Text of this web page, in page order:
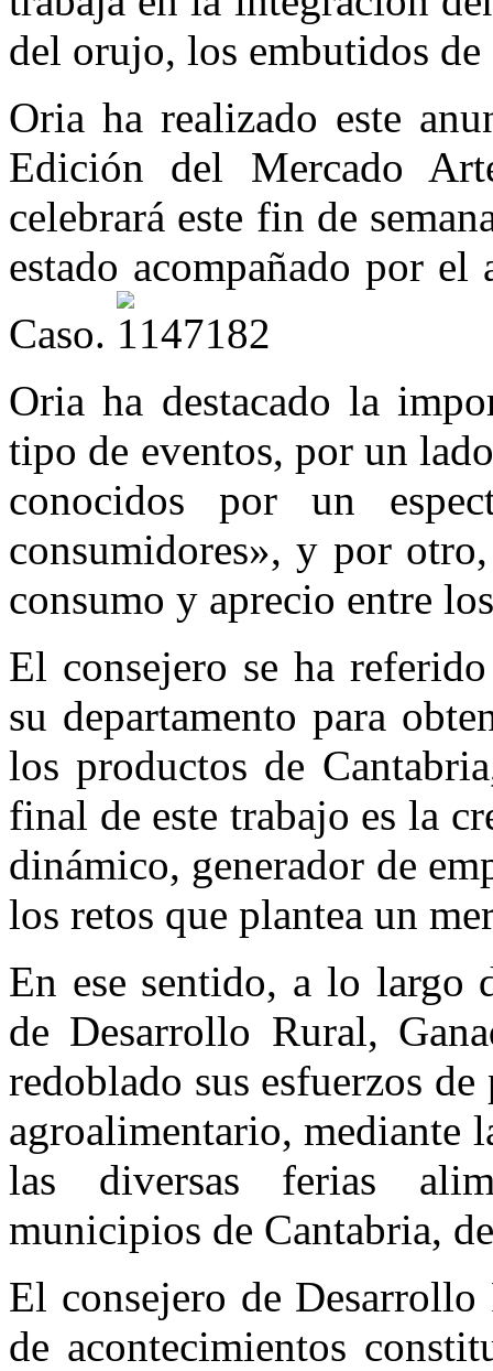
del orujo, los embutidos de
Oria ha realizado este
Edición del Mercado
celebrará este fin de
estado acompañado por el
Caso.
Oria ha destacado la
tipo de eventos, por un
conocidos por un
consumidores», y por
consumo y aprecio entre
El consejero se ha
su departamento para
los productos de
final de este trabajo es la
dinámico, generador de
los retos que plantea un
En ese sentido, a lo largo
de Desarrollo Rural,
redoblado sus esfuerzos
agroalimentario, mediante
las diversas ferias
municipios de Cantabria,
El consejero de
de acontecimientos